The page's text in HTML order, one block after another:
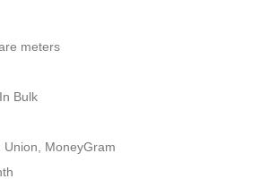
meters
Bulk
Union, MoneyGram